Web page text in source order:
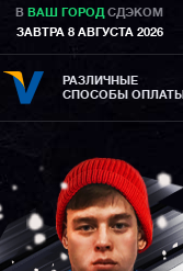
В ВАШ ГОРОД СДЭКОМ
ЗАВТРА 8 АВГУСТА 2026
РАЗЛИЧНЫЕ
СПОСОБЫ ОПЛАТЫ